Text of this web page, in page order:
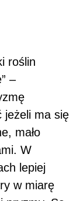
roślin
–
jeżeli ma się
mało
W
lepiej
w miarę